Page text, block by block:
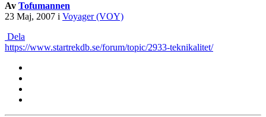
Av Tofumannen
23 Maj, 2007 i Voyager (VOY)
Dela
https://www.startrekdb.se/forum/topic/2933-teknikalitet/